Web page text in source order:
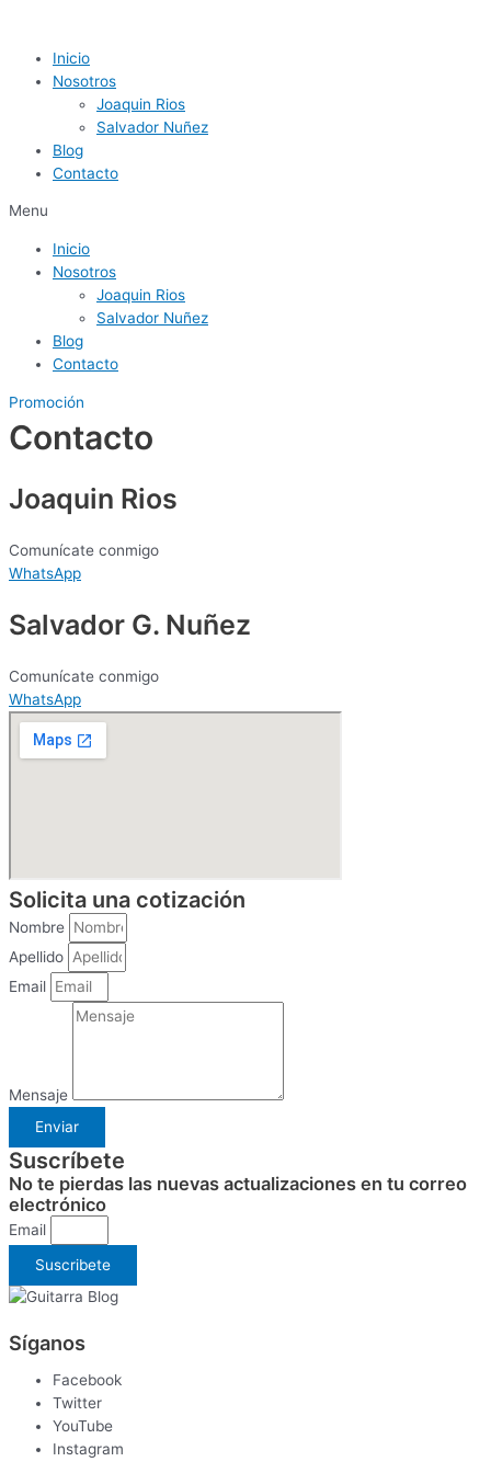
Inicio
Nosotros
Joaquin Rios
Salvador Nuñez
Blog
Contacto
Menu
Inicio
Nosotros
Joaquin Rios
Salvador Nuñez
Blog
Contacto
Promoción
Contacto
Joaquin Rios
Comunícate conmigo
WhatsApp
Salvador G. Nuñez
Comunícate conmigo
WhatsApp
Solicita una cotización
Nombre
Apellido
Email
Mensaje
Enviar
Suscríbete
No te pierdas las nuevas actualizaciones en tu correo
electrónico
Email
Suscribete
Síganos
Facebook
Twitter
YouTube
Instagram